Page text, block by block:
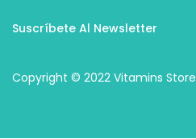
Copyright © 2022 Vitamins Store
Suscríbete Al Newsletter